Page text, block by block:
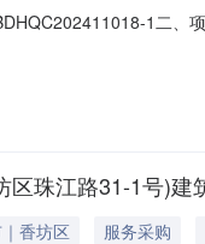
1二、
元成交时间：2024年11
珠江路31-1号)
香坊区
服务采购